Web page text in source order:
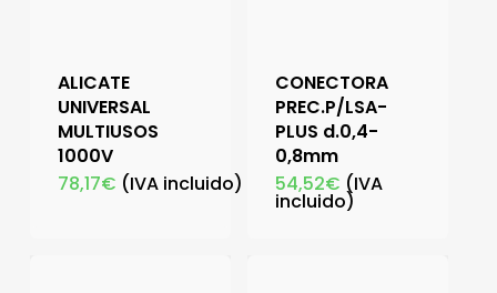
ALICATE
UNIVERSAL
MULTIUSOS
1000V
78,17€ (IVA incluido)
CONECTORA
PREC.P/LSA-
PLUS d.0,4-
0,8mm
54,52€ (IVA
incluido)